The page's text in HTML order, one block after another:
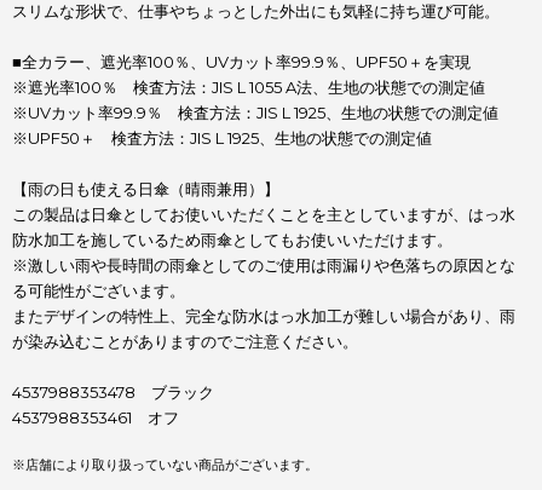
スリムな形状で、仕事やちょっとした外出にも気軽に持ち運び可能。
■全カラー、遮光率100％、UVカット率99.9％、UPF50＋を実現
※遮光率100％ 検査方法：JIS L 1055 A法、生地の状態での測定値
※UVカット率99.9％ 検査方法：JIS L 1925、生地の状態での測定値
※UPF50＋ 検査方法：JIS L 1925、生地の状態での測定値
【雨の日も使える日傘（晴雨兼用）】
この製品は日傘としてお使いいただくことを主としていますが、はっ水
防水加工を施しているため雨傘としてもお使いいただけます。
※激しい雨や長時間の雨傘としてのご使用は雨漏りや色落ちの原因とな
る可能性がございます。
またデザインの特性上、完全な防水はっ水加工が難しい場合があり、雨
が染み込むことがありますのでご注意ください。
4537988353478 ブラック
4537988353461 オフ
※店舗により取り扱っていない商品がございます。